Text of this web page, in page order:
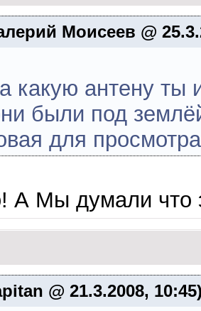
Моисеев @
какую антену
были под
для
А Мы думали что
@ 21.3.2008,